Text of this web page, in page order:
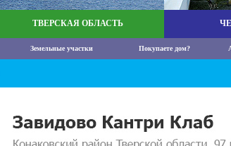
ТВЕРСКАЯ ОБЛАСТЬ
Земельные участки Покупаете дом?